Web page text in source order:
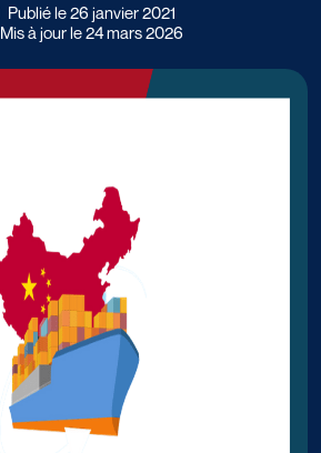
Publié le 26 janvier 2021
Mis à jour le 24 mars 2026